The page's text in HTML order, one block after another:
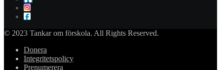
© 2023 Tankar om förskola. All Rights Reserved.
Donera
Integritetspolicy
Prenumerera